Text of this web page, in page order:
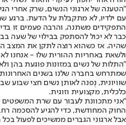
"הטענה של ארגוני הנשים, שרק אחרי
עם ילדיו, לא מתקבלת על הדעת.
התפקידים משתנה, והרבה פעמים זו
כבר לא יכול להסתפק בבילוי של שעה
שהיה. אז כשהוא רוצה לתקן את המצב
ולשאת באחריות ההורית שלו - אנחנו לא
"התלות של נשים במזונות פוגעת בהן
שמתרחש בחברה שלנו בשנים
שוויונית, נְפנה לאותן נשים חצי שבוע
כלכלית, מקצועית וזוגית.
"אני מתכוונת לעבור עם שרת
החוק המחודשת, כדי להגיע להסכמה
אבל ארגוני הגברים ממשיכים לפעול